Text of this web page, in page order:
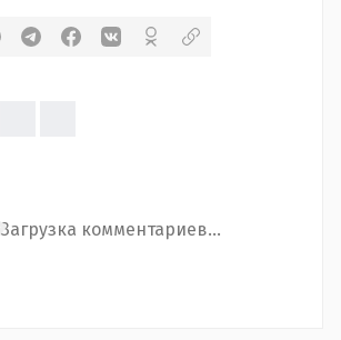
Загрузка комментариев...